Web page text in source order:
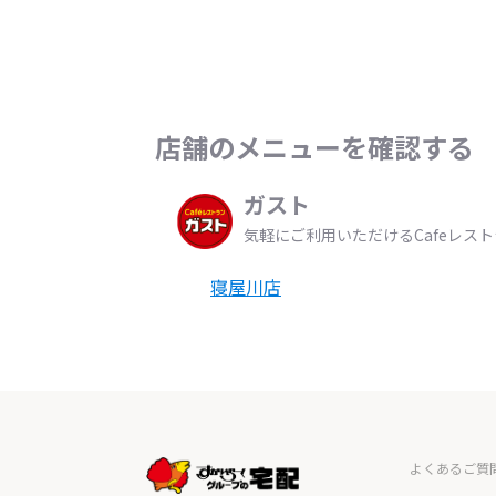
店舗のメニューを確認する
ガスト
気軽にご利用いただけるCafeレス
寝屋川店
よくあるご質